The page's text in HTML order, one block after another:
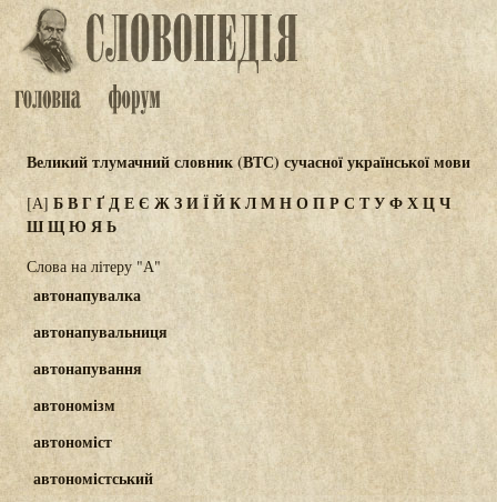
Великий тлумачний словник (ВТС) сучасної української мови
[А] БВГҐДЕЄ ЖЗИЇЙКЛМНОПР СТУФХЦЧ
ШЩЮЯЬ
Слова на літеру "А"
автонапувалка
автонапувальниця
автонапування
автономізм
автономіст
автономістський